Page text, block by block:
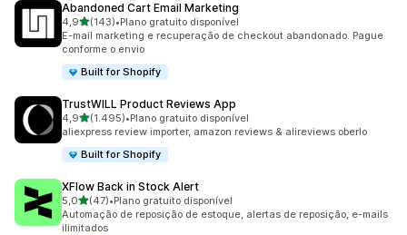
Abandoned Cart Email Marketing
4,9de 5 estrelas
(143)
143 avaliações ao todo
•Plano gratuito disponível
E-mail marketing e recuperação de checkout abandonado. Pague
conforme o envio
Built for Shopify
TrustWILL Product Reviews App
4,9de 5 estrelas
(1.495)
1495 avaliações ao todo
•Plano gratuito disponível
aliexpress review importer, amazon reviews & alireviews oberlo
Built for Shopify
XFlow Back in Stock Alert
5,0de 5 estrelas
(47)
47 avaliações ao todo
•Plano gratuito disponível
Automação de reposição de estoque, alertas de reposição, e-mails
ilimitados